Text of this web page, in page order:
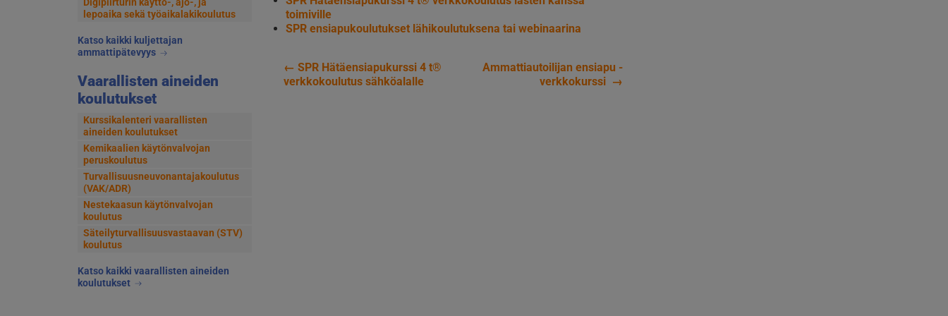
Digipiirturin käyttö-, ajo-, ja
lepoaika sekä työaikalakikoulutus
Katso kaikki kuljettajan
ammattipätevyys
Vaarallisten aineiden
koulutukset
Kurssikalenteri vaarallisten
aineiden koulutukset
Kemikaalien käytönvalvojan
peruskoulutus
Turvallisuusneuvonantajakoulutus
(VAK/ADR)
Nestekaasun käytönvalvojan
koulutus
Säteilyturvallisuusvastaavan (STV)
koulutus
Katso kaikki vaarallisten aineiden
koulutukset
toimiville
SPR ensiapukoulutukset lähikoulutuksena tai webinaarina
Artikkelien
← SPR Hätäensiapukurssi 4 t®
verkkokoulutus sähköalalle
Ammattiautoilijan ensiapu -
verkkokurssi →